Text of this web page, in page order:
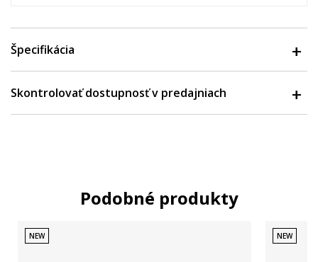
Špecifikácia
Skontrolovať dostupnosť v predajniach
Podobné produkty
NEW NEW